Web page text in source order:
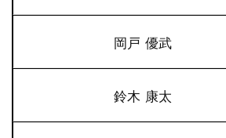
岡戸 優武
鈴木 康太